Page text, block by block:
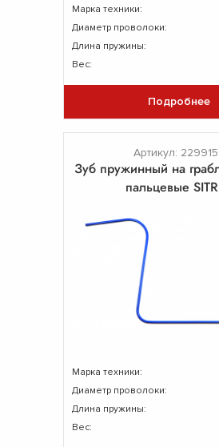
Марка техники:
Диаметр проволоки:
Длина пружины:
Вес:
Подробнее
Артикул:
Зуб пружинный на
пальцевые
Марка техники:
Диаметр проволоки:
Длина пружины:
Вес: